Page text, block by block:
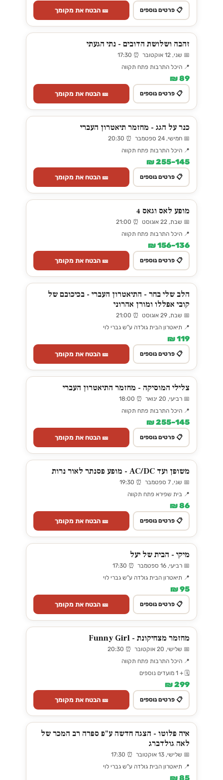
📋 פרטים נוספים 🎫 הבטח את מקומך
זהבה ושלושת הדובים - נתי הגעתי
📅 שני, 12 אוקטובר ⏰ 17:30
📍 היכל התרבות פתח תקווה
89 ₪
📋 פרטים נוספים 🎫 הבטח את מקומך
כנר על הגג - מחזמר תיאטרון העברי
📅 חמישי, 24 ספטמבר ⏰ 20:30
📍 היכל התרבות פתח תקווה
145–255 ₪
📋 פרטים נוספים 🎫 הבטח את מקומך
מופע לאס וגאס 4
📅 שבת, 22 אוגוסט ⏰ 21:00
📍 היכל התרבות פתח תקווה
136–156 ₪
📋 פרטים נוספים 🎫 הבטח את מקומך
הלב שלי בחר - התיאטרון העברי - בכיכובם של
קובי אפללו ומורן אהרוני
📅 שבת, 29 אוגוסט ⏰ 21:00
📍 תיאטרון הבית גולדה ע"ש גברי לוי
119 ₪
📋 פרטים נוספים 🎫 הבטח את מקומך
צלילי המוסיקה - מחזמר התיאטרון העברי
📅 רביעי, 20 ינואר ⏰ 18:00
📍 היכל התרבות פתח תקווה
145–255 ₪
📋 פרטים נוספים 🎫 הבטח את מקומך
משופן ועד AC/DC - מופע פסנתר לאור נרות
📅 שני, 7 ספטמבר ⏰ 19:30
📍 בית שפירא פתח תקווה
86 ₪
📋 פרטים נוספים 🎫 הבטח את מקומך
מיקי - הבית של יעל
📅 רביעי, 16 ספטמבר ⏰ 17:30
📍 תיאטרון הבית גולדה ע"ש גברי לוי
95 ₪
📋 פרטים נוספים 🎫 הבטח את מקומך
מחזמר מצחיקונת - Funny Girl
📅 שלישי, 20 אוקטובר ⏰ 20:30
📍 היכל התרבות פתח תקווה
🗓️ + 1 מועדים נוספים
299 ₪
📋 פרטים נוספים 🎫 הבטח את מקומך
איה פלוטו - הצגה חדשה ע"פ ספרה רב המכר של
לאה גולדברג
📅 שלישי, 13 אוקטובר ⏰ 17:30
📍 תיאטרון הבית גולדה ע"ש גברי לוי
85 ₪